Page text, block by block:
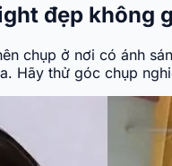
đẹp không
chụp ở nơi có ánh
Hãy thử góc chụp